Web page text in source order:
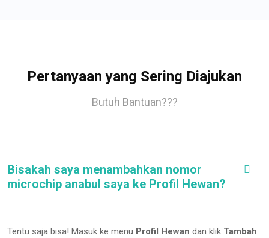
Pertanyaan yang Sering Diajukan
Butuh Bantuan???
Bisakah saya menambahkan nomor
microchip anabul saya ke Profil Hewan?
Tentu saja bisa! Masuk ke menu Profil Hewan dan klik Tambah